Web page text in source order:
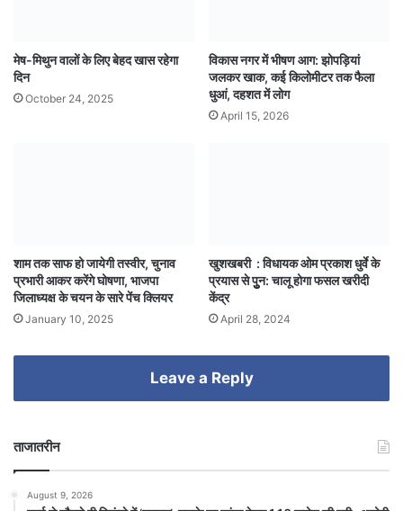
मेष-मिथुन वालों के लिए बेहद खास रहेगा
दिन
October 24, 2025
विकास नगर में भीषण आग: झोपड़ियां
जलकर खाक, कई किलोमीटर तक फैला
धुआं, दहशत में लोग
April 15, 2026
शाम तक साफ हो जायेगी तस्वीर, चुनाव
प्रभारी आकर करेंगे घोषणा, भाजपा
जिलाध्यक्ष के चयन के सारे पेंच क्लियर
January 10, 2025
खुशखबरी : विधायक ओम प्रकाश धुर्वे के
प्रयास से पुुुन: चालू होगा फसल खरीदी
केंद्र
April 28, 2024
Leave a Reply
ताजातरीन
August 9, 2026